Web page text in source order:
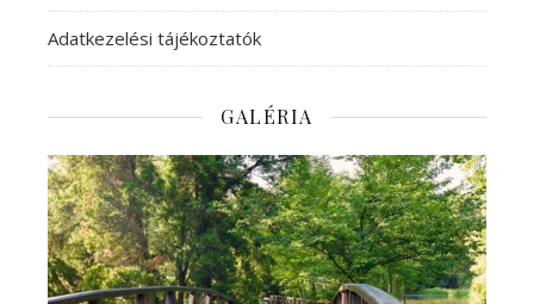
Adatkezelési tájékoztatók
GALÉRIA